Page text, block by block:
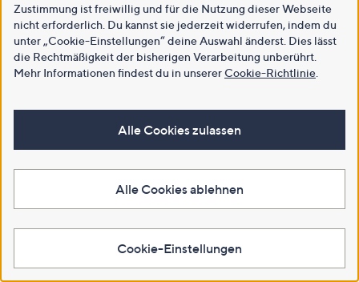
Zustimmung ist freiwillig und für die Nutzung dieser Webseite
nicht erforderlich. Du kannst sie jederzeit widerrufen, indem du
unter „Cookie-Einstellungen“ deine Auswahl änderst. Dies lässt
die Rechtmäßigkeit der bisherigen Verarbeitung unberührt.
Mehr Informationen findest du in unsererCookie-Richtlinie
Alle Cookies zulassen
Alle Cookies ablehnen
Cookie-Einstellungen